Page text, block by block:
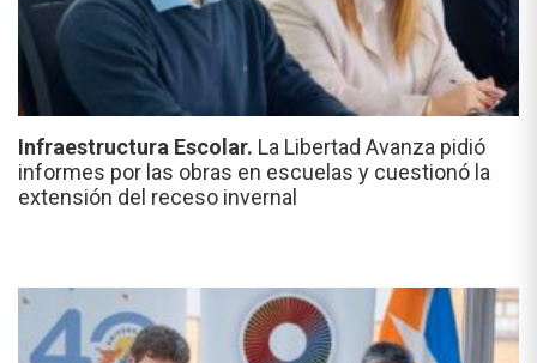
Infraestructura Escolar. La Libertad Avanza pidió
informes por las obras en escuelas y cuestionó la
extensión del receso invernal